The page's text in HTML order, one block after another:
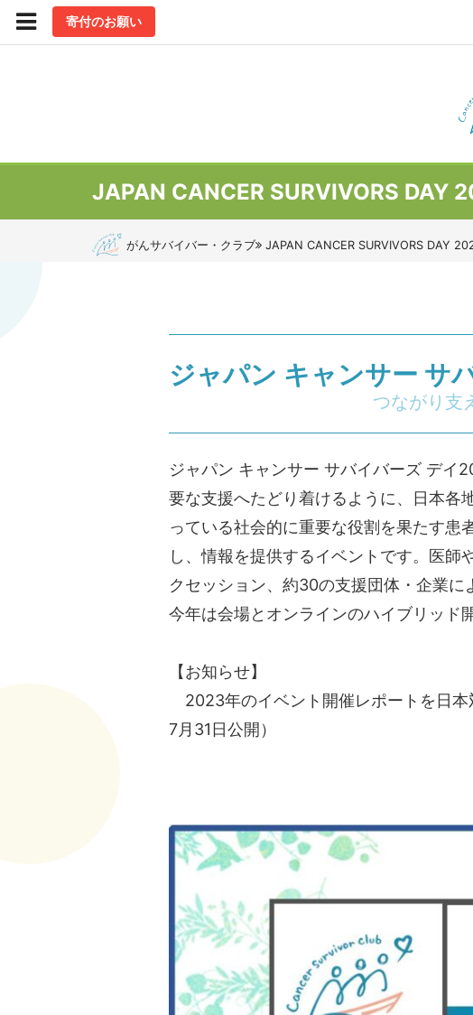
寄付のお願い
JAPAN CANCER SURVIVORS DAY
がんサバイバー・クラブ JAPAN CANCER SURVIVORS DAY
ジャパン キャンサー サ
つながり支
ジャパン キャンサー サバイバーズ デイ
要な支援へたどり着けるように、日本各
っている社会的に重要な役割を果たす患
し、情報を提供するイベントです。医師
クセッション、約30の支援団体・企業に
今年は会場とオンラインのハイブリッド
【お知らせ】
2023年のイベント開催レポートを日
7月31日公開）